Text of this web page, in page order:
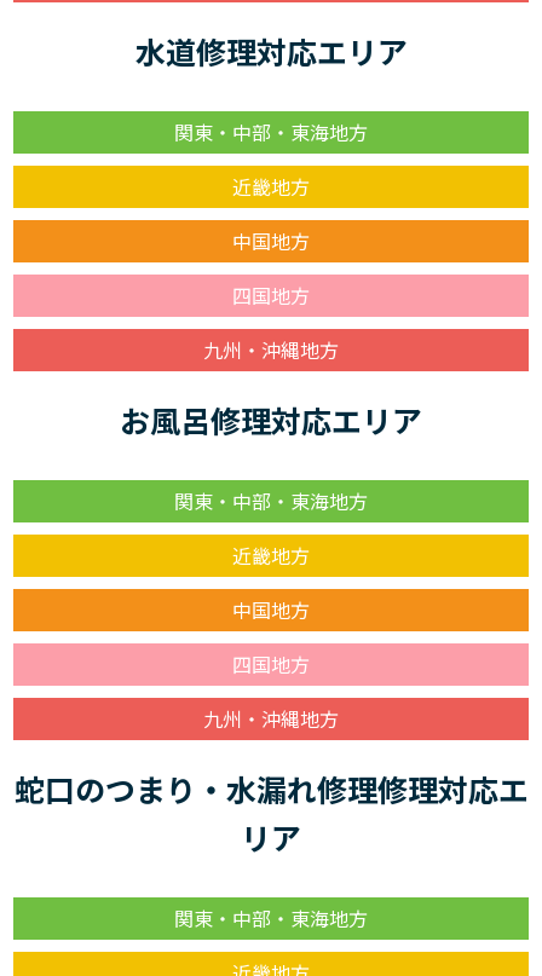
水道修理対応エリア
関東・中部・東海地方
近畿地方
中国地方
四国地方
九州・沖縄地方
お風呂修理対応エリア
関東・中部・東海地方
近畿地方
中国地方
四国地方
九州・沖縄地方
蛇口のつまり・水漏れ修理修理対応エ
リア
関東・中部・東海地方